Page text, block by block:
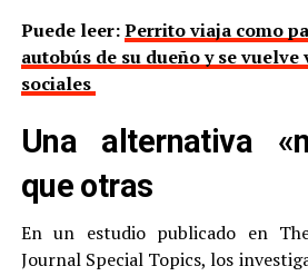
Puede leer:Perrito viaja como
autobús de su dueño y se vuelve
sociales
Una alternativa
que otras
En un estudio publicado en
Journal Special Topics, los